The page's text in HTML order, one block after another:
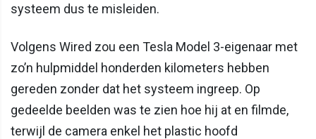
systeem dus te misleiden.
Volgens Wired zou een Tesla Model 3-eigenaar met
zo’n hulpmiddel honderden kilometers hebben
gereden zonder dat het systeem ingreep. Op
gedeelde beelden was te zien hoe hij at en filmde,
terwijl de camera enkel het plastic hoofd